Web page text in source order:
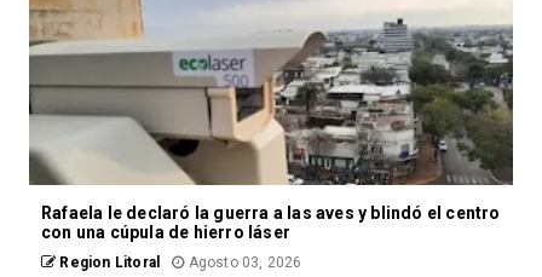
Rafaela le declaró la guerra a las aves y blindó el centro
con una cúpula de hierro láser
Region Litoral Agosto 03, 2026